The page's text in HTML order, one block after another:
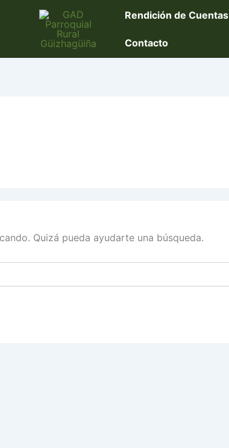
Rendición de Cuentas
Contacto
Quizá pueda ayudarte una búsqueda.